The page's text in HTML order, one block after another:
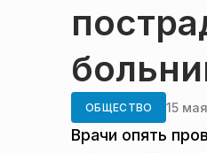
ОБЩЕСТВО 15
Врачи опять